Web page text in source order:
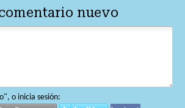
nuevo
o inicia sesión: